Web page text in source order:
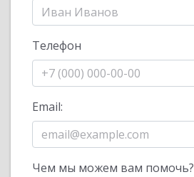
Телефон
Email:
Чем мы можем вам помочь?